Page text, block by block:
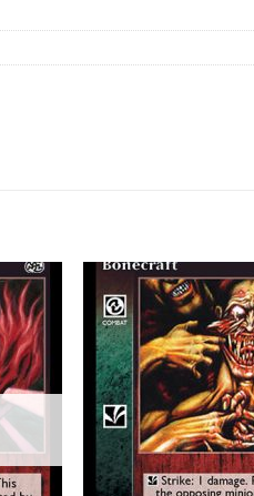
Add to
wishlist